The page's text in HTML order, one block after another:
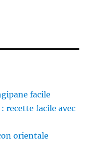
facile
recette facile avec
orientale